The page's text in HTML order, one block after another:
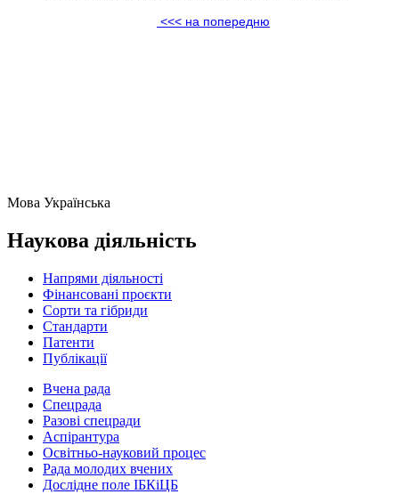
<<< на попередню
Мова Українська
Наукова діяльність
Напрями діяльності
Фінансовані проєкти
Сорти та гібриди
Стандарти
Патенти
Публікації
Вчена рада
Спецрада
Разові спецради
Аспірантура
Освітньо-науковий процес
Рада молодих вчених
Дослідне поле ІБКіЦБ